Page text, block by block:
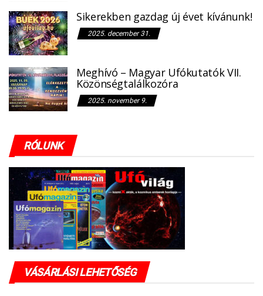
Sikerekben gazdag új évet kívánunk!
2025. december 31.
Meghívó – Magyar Ufókutatók VII.
Közönségtalálkozóra
2025. november 9.
RÓLUNK
VÁSÁRLÁSI LEHETŐSÉG